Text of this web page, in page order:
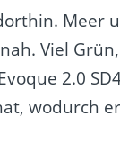
Meer
Viel
2.0 SD4
wodurch